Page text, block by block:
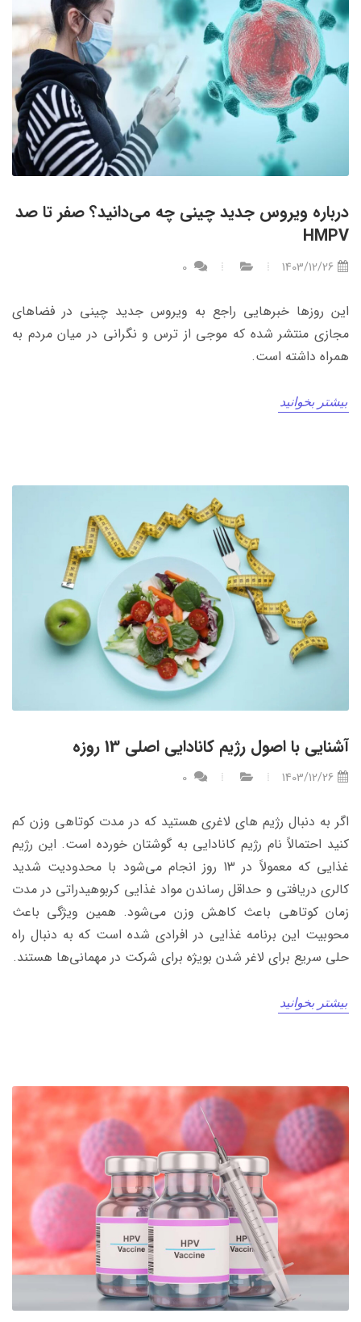
درباره ویروس جدید چینی چه می‌دانید؟ صفر تا صد
HMPV
1403/12/26
این روزها خبرهایی راجع به ویروس جدید چینی در فضاهای
مجازی منتشر شده که موجی از ترس و نگرانی در میان مردم به
همراه داشته است.
بیشتر بخوانید
آشنایی با اصول رژیم کانادایی اصلی 13 روزه
1403/12/26
اگر به دنبال رژیم های لاغری هستید که در مدت کوتاهی وزن کم
کنید احتمالاً نام رژیم کانادایی به گوشتان خورده است. این رژیم
غذایی که معمولاً در 13 روز انجام می‌شود با محدودیت شدید
کالری دریافتی و حداقل رساندن مواد غذایی کربوهیدراتی در مدت
زمان کوتاهی باعث کاهش وزن می‌شود. همین ویژگی باعث
محوبیت این برنامه غذایی در افرادی شده است که به دنبال راه
حلی سریع برای لاغر شدن بویژه برای شرکت در مهمانی‌ها هستند.
بیشتر بخوانید